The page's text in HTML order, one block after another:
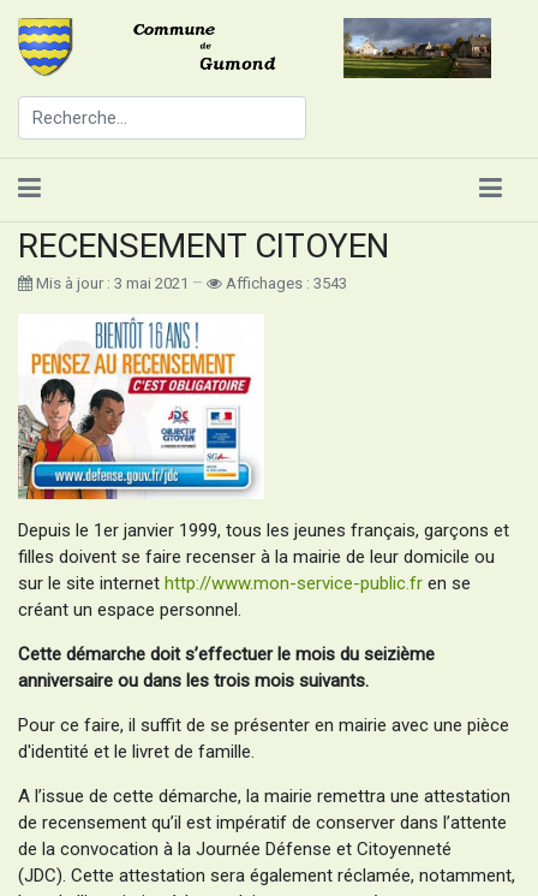
RECENSEMENT CITOYEN
Mis à jour : 3 mai 2021 Affichages : 3543
Depuis le 1er janvier 1999, tous les jeunes français, garçons et
filles doivent se faire recenser à la mairie de leur domicile ou
sur le site internet http://www.mon-service-public.fr en se
créant un espace personnel.
Cette démarche doit s’effectuerle mois du seizième
anniversaire ou dans les trois mois suivants.
Pour ce faire, il suffit de se présenter en mairie avec une pièce
d'identité et le livret de famille.
A l’issue de cette démarche, la mairie remettra une attestation
de recensement qu’il est impératif de conserver dans l’attente
de la convocation à la Journée Défense et Citoyenneté
(JDC). Cette attestation sera également réclamée, notamment,